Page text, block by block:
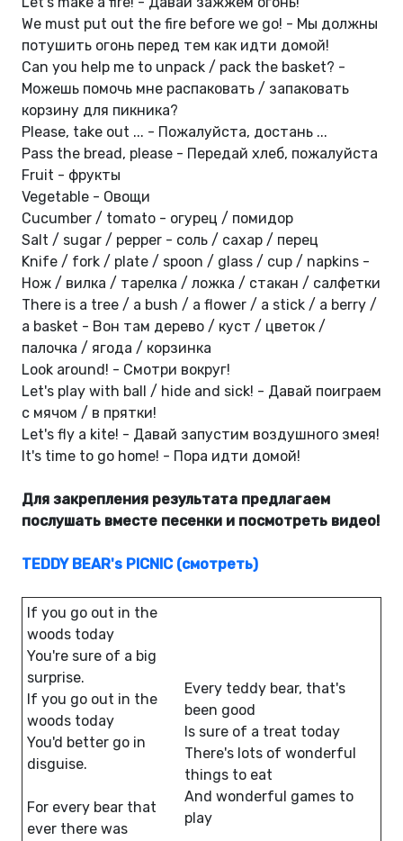
We must put out the fire before we go! - Мы должны
потушить огонь перед тем как идти домой!
Can you help me to unpack / pack the basket? -
Можешь помочь мне распаковать / запаковать
корзину для пикника?
Please, take out ... - Пожалуйста, достань ...
Pass the bread, please - Передай хлеб, пожалуйста
Fruit - фрукты
Vegetable - Овощи
Cucumber / tomato - огурец / помидор
Salt / sugar / pepper - соль / сахар / перец
Knife / fork / plate / spoon / glass / cup / napkins -
Нож / вилка / тарелка / ложка / стакан / салфетки
There is a tree / a bush / a flower / a stick / a berry /
a basket - Вон там дерево / куст / цветок /
палочка / ягода / корзинка
Look around! - Смотри вокруг!
Let's play with ball / hide and sick! - Давай поиграем
с мячом / в прятки!
Let's fly a kite! - Давай запустим воздушного змея!
It's time to go home! - Пора идти домой!
Для закрепления результата предлагаем
послушать вместе песенки и посмотреть видео!
TEDDY BEAR's PICNIC (смотреть)
If you go out in the
woods today
You're sure of a big
surprise.
If you go out in the
woods today
You'd better go in
disguise.
For every bear that
ever there was
Every teddy bear, that's
been good
Is sure of a treat today
There's lots of wonderful
things to eat
And wonderful games to
play